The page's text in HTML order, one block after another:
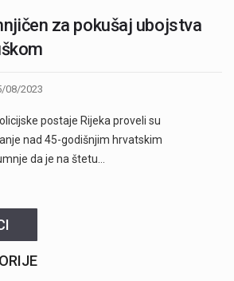
za pokušaj ubojstva
08/2023
postaje Rijeka proveli su
nad 45-godišnjim hrvatskim
da je na štetu…